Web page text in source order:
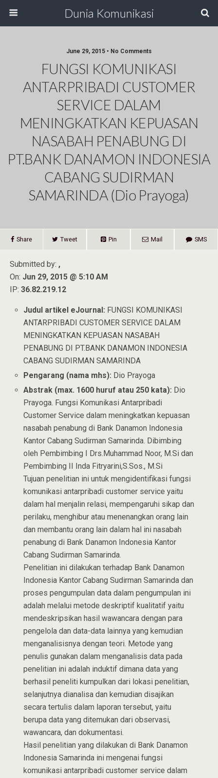
Dunia Komunikasi
June 29, 2015 • No Comments
FUNGSI KOMUNIKASI
ANTARPRIBADI CUSTOMER
SERVICE DALAM
MENINGKATKAN KEPUASAN
NASABAH PENABUNG DI
PT.BANK DANAMON INDONESIA
CABANG SUDIRMAN
SAMARINDA (Dio Prayoga)
Share Tweet Pin Mail SMS
Submitted by: ,
On: Jun 29, 2015 @ 5:10 AM
IP: 36.82.219.12
Judul artikel eJournal: FUNGSI KOMUNIKASI
ANTARPRIBADI CUSTOMER SERVICE DALAM
MENINGKATKAN KEPUASAN NASABAH
PENABUNG DI PT.BANK DANAMON INDONESIA
CABANG SUDIRMAN SAMARINDA
Pengarang (nama mhs): Dio Prayoga
Abstrak (max. 1600 huruf atau 250 kata): Dio
Prayoga. Fungsi Komunikasi Antarpribadi
Customer Service dalam meningkatkan kepuasan
nasabah penabung di Bank Danamon Indonesia
Kantor Cabang Sudirman Samarinda. Dibimbing
oleh Pembimbing I Drs.Muhammad Noor, M.Si dan
Pembimbing II Inda Fitryarini,S.Sos., M.Si
Tujuan penelitian ini untuk mengidentifikasi fungsi
komunikasi antarpribadi customer service yaitu
dalam hal menjalin relasi, mempengaruhi sikap dan
perilaku, menghibur atau menenangkan orang lain
dan membantu orang lain dalam hal ini nasabah
penabung di Bank Danamon Indonesia Kantor
Cabang Sudirman Samarinda.
Penelitian ini dilakukan terhadap Bank Danamon
Indonesia Kantor Cabang Sudirman Samarinda dan
proses pengumpulan data dalam pengumpulan ini
adalah melalui metode deskriptif kualitatif yaitu
mendeskripsikan hasil wawancara dengan para
pengelola dan data-data lainnya yang kemudian
menganalisisnya dengan teori. Metode yang
penulis gunakan dalam menganalisis data pada
penelitian ini adalah induktif dimana data yang
berhasil peneliti kumpulkan dari lokasi penelitian,
selanjutnya dianalisa dan kemudian disajikan
secara tertulis dalam laporan tersebut, yaitu
berupa data yang ditemukan dari observasi,
wawancara, dan dokumentasi.
Hasil penelitian yang dilakukan di Bank Danamon
Indonesia Samarinda ini mengenai fungsi
komunikasi antarpribadi customer service dalam